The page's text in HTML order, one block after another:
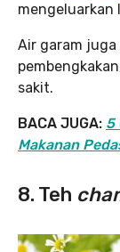
mengeluarkan
Air garam
sakit.
BACA JUGA: 5
Makanan
8. Teh